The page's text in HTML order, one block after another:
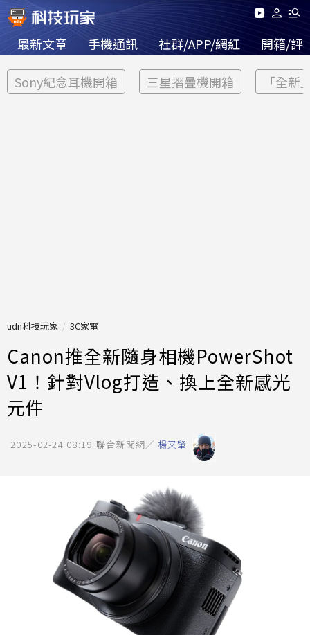
最新文章 手機通訊 社群/APP/網紅 開箱/評
Sony紀念耳機開箱 三星摺疊機開箱 「全新
udn科技玩家 3C家電
Canon推全新隨身相機PowerShot
V1！針對Vlog打造、換上全新感光
元件
2025-02-24 08:19 聯合新聞網／ 楊又肇